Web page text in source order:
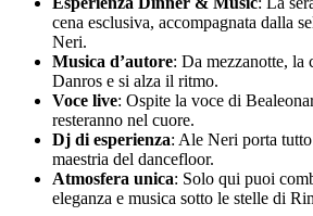
cena esclusiva, accompagnata dalla
Neri.
Musica d’autore: Da mezzanotte, la
Danros e si alza il ritmo.
Voce live: Ospite la voce di
resteranno nel cuore.
Dj di esperienza: Ale Neri porta
maestria del dancefloor.
Atmosfera unica: Solo qui puoi
eleganza e musica sotto le stelle di